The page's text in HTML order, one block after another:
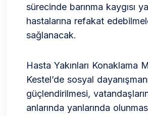
sürecinde barınma kaygısı
hastalarına refakat
sağlanacak.
Hasta Yakınları Konaklama
Kestel’de sosyal
güçlendirilmesi,
anlarında yanlarında